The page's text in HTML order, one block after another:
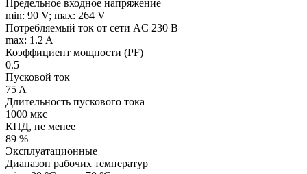
Предельное входное напряжение
min: 90 V; max: 264 V
Потребляемый ток от сети AC 230 В
max: 1.2 A
Коэффициент мощности (PF)
0.5
Пусковой ток
75 A
Длительность пускового тока
1000 мкс
КПД, не менее
89 %
Эксплуатационные
Диапазон рабочих температур